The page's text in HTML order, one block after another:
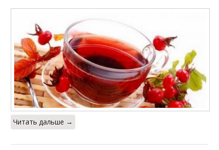
Читать дальше →